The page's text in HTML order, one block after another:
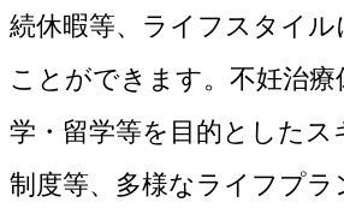
続休暇等、ライフスタイル
ことができます。不妊治療
学・留学等を目的としたス
制度等、多様なライフプラ